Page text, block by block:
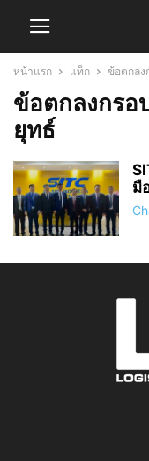
หน้าแรก แท็ก ข้อตกลง
ข้อตกลงกรอ
ยุทธ์
มื